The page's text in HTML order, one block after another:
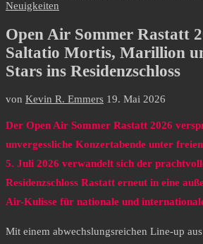
Neuigkeiten
Open Air Sommer Rastatt
Saltatio Mortis, Marillion
Stars ins Residenzschloss
von Kevin R. Emmers 19. Mai 2026
Der Open Air Sommer Rastatt 2026
unvergessliche Konzertabende unter
5. Juli 2026 verwandelt sich der
Residenzschloss Rastatt erneut in eine
Air-Kulisse für nationale und
Mit einem abwechslungsreichen Line-up